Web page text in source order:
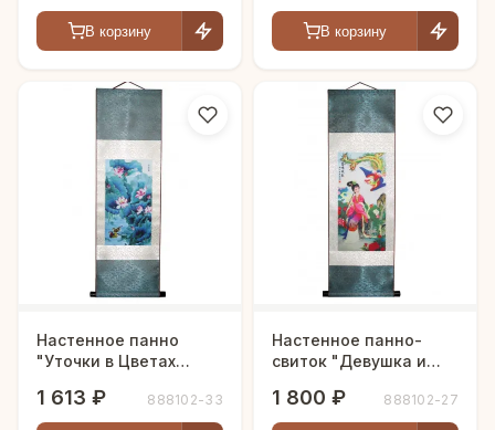
В корзину В корзину
Настенное панно
"Уточки в Цветах
1 613 ₽ 888102-33
Настенное панно-
свиток "Девушка и
1 800 ₽ 888102-27